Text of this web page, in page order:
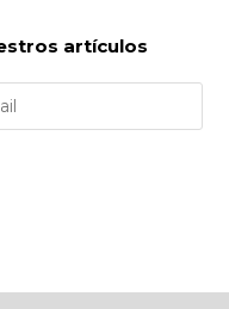
artículos